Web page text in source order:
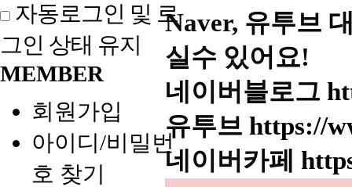
Naver, 유투브
실수 있어요!
네이버블로그
유투브 https://
네이버카페
자동로그인 및 로
그인 상태 유지
MEMBER
회원가입
아이디/비밀번
호 찾기